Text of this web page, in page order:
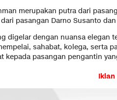
merupakan putra dari
pasangan Darno Susanto
digelar dengan nuansa elegan
sahabat, kolega, serta
kepada pasangan pengantin
Iklan